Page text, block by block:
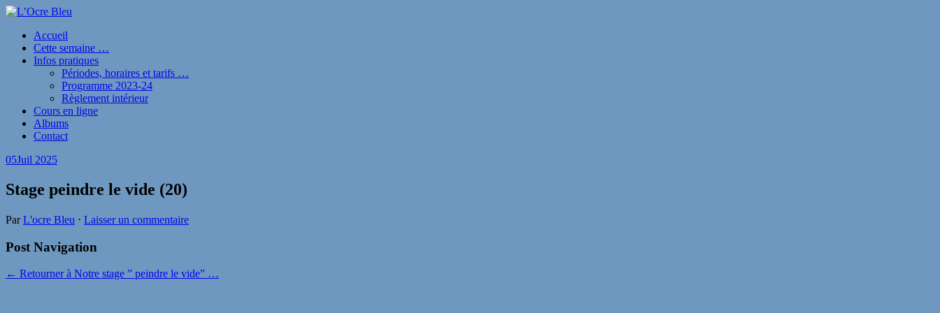
Accueil
Cette semaine …
Infos pratiques
Périodes, horaires et tarifs …
Programme 2023-24
Règlement intérieur
Cours en ligne
Albums
Contact
05Juil 2025
Stage peindre le vide (20)
ParL'ocre Bleu ⋅ Laisser un commentaire
Post Navigation
← Retourner à Notre stage ” peindre le vide” …